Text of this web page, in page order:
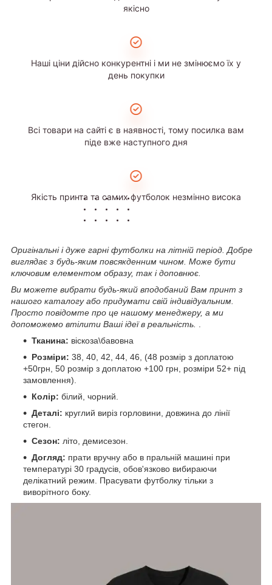
якісно
Наші ціни дійсно конкурентні і ми не змінюємо їх у
день покупки
Всі товари на сайті є в наявності, тому посилка вам
піде вже наступного дня
Якість принта та самих футболок незмінно висока
Оригінальні і дуже гарні футболки на літній період. Добре
виглядає з будь-яким повсякденним чином. Може бути
ключовим елементом образу, так і доповнює.
Ви можете вибрати будь-який вподобаний Вам принт з
нашого каталогу або придумати свій індивідуальним.
Просто повідомте про це нашому менеджеру, а ми
допоможемо втілити Ваші ідеї в реальність.
Тканина: віскоза\бавовна
Розміри: 38, 40, 42, 44, 46, (48 розмір з доплатою
+50грн, 50 розмір з доплатою +100 грн, розміри 52+ під
замовлення).
Колір: білий, чорний.
Деталі: круглий виріз горловини, довжина до лінії
стегон.
Сезон: літо, демисезон.
Догляд: прати вручну або в пральній машині при
температурі 30 градусів, обов'язково вибираючи
делікатний режим. Прасувати футболку тільки з
виворітного боку.